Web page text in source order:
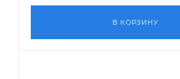
В КОРЗИНУ